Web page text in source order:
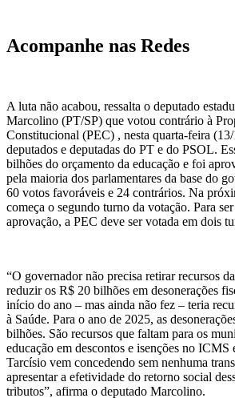
Acompanhe nas Redes
A luta não acabou, ressalta o deputado
Marcolino (PT/SP) que votou contrário à
Constitucional (PEC) , nesta quarta-feira
deputados e deputadas do PT e do PSOL.
bilhões do orçamento da educação e foi
pela maioria dos parlamentares da base do
60 votos favoráveis e 24 contrários. Na
começa o segundo turno da votação. Para
aprovação, a PEC deve ser votada em dois
“O governador não precisa retirar recursos
reduzir os R$ 20 bilhões em desonerações
início do ano – mas ainda não fez – teria
à Saúde. Para o ano de 2025, as
bilhões. São recursos que faltam para os
educação em descontos e isenções no
Tarcísio vem concedendo sem nenhuma
apresentar a efetividade do retorno social
tributos”, afirma o deputado Marcolino.